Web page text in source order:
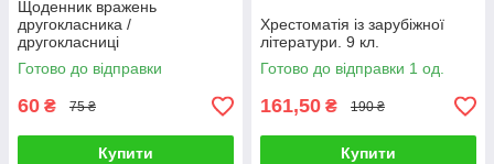
Щоденник вражень
другокласника /
другокласниці
Готово до відправки
60 ₴ 75 ₴
Купити
Хрестоматія із зарубіжної
літератури. 9 кл.
Готово до відправки 1 од.
161,50 ₴ 190 ₴
Купити